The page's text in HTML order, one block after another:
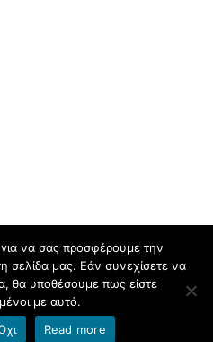
1ο ΕΙΔΙΚΟ ΔΗΜΟΤΙΚΟ
καιHitMag.
να σας προσφέρουμε την
σελίδα μας. Εάν συνεχίσετε να
θα υποθέσουμε πως είστε
με αυτό.
Read more